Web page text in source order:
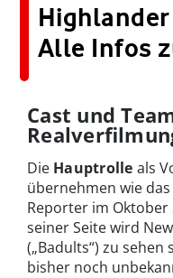
Alle Infos
Cast und
Die Hauptrolle als
übernehmen wie
Reporter im Oktober
seiner Seite wird
(„Badults“) zu sehen
bisher noch